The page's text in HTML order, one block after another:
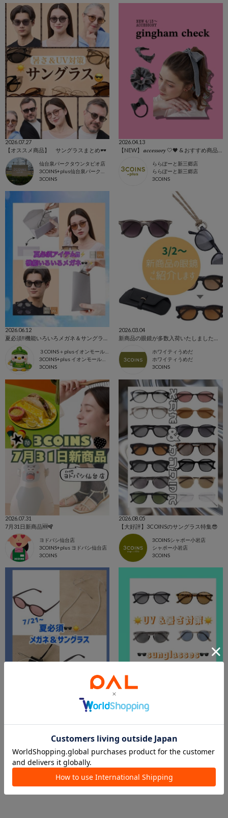
2026.07.27
【オススメ商品】 サングラスまとめ🕶️
仙台泉パークタウンタピオ店
3COINS
2026.04.13
ららぽーと新三郷店
ららぽーと新三郷店
3COINS
2026.06.12
３COINS＋plusイオンモール上尾
3COINS+plus イオンモール上尾店
3COINS
2026.03.04
ホワイティうめだ
ホワイティうめだ
3COINS
2026.07.31
7月31日新商品🆕🪇
ヨドバシ仙台店
3COINS+plus ヨドバシ仙台店
3COINS
2026.08.05
【大好評】3COINSのサングラス特集😎
3COINSシャポー小岩店
シャポー小岩店
3COINS
3COINS
2026.07.16
エビスタ西宮店
3COINS